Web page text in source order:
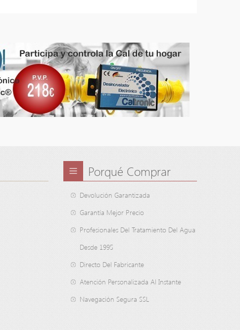
Porqué Comprar
Devolución Garantizada
Garantía Mejor Precio
Profesionales Del Tratamiento Del Agua
Desde 1995
Directo Del Fabricante
Atención Personalizada Al Instante
Navegación Segura SSL